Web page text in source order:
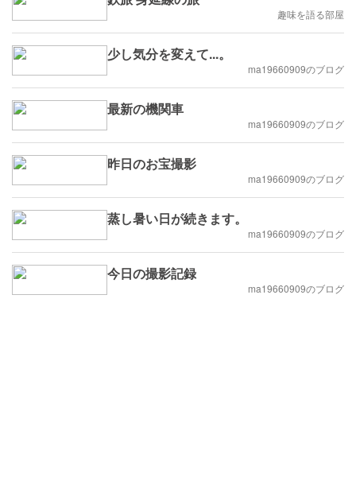
趣味を語る部屋
少し気分を変えて...。
ma19660909のブログ
最新の機関車
ma19660909のブログ
昨日のお宝撮影
ma19660909のブログ
蒸し暑い日が続きます。
ma19660909のブログ
今日の撮影記録
ma19660909のブログ